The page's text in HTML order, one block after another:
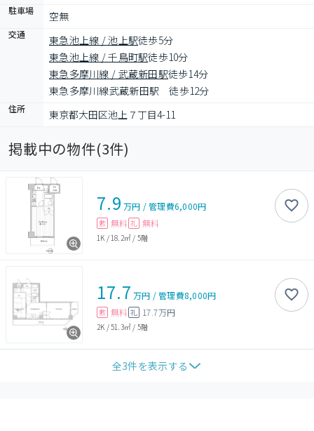
駐車場 空無
交通 東急池上線 / 池上駅徒歩5分
東急池上線 / 千鳥町駅徒歩10分
東急多摩川線 / 武蔵新田駅徒歩14分
東急多摩川線武蔵新田駅　徒歩12分
住所 東京都大田区池上７丁目4-11
掲載中の物件(3件)
7.9 万円 /管理費6,000円
敷 無料 礼 無料
1K / 18.2㎡ / 5階
17.7 万円 /管理費8,000円
敷 無料 礼 17.7万円
2K /51.3㎡ / 5階
全3件を表示する